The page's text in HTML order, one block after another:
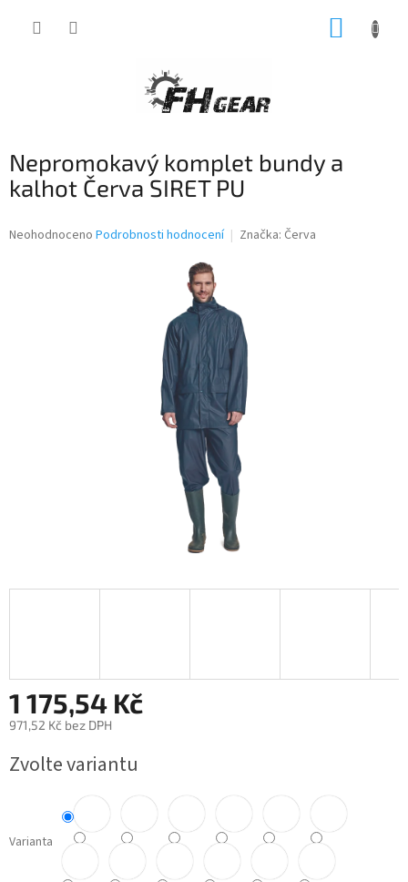
Nepromokavý komplet bundy a
kalhot Červa SIRET PU
Průměrné
Neohodnoceno Podrobnosti hodnocení Značka: Červa
1 175,54 Kč
971,52 Kč bez DPH
cena:
Zvolte variantu
Varianta